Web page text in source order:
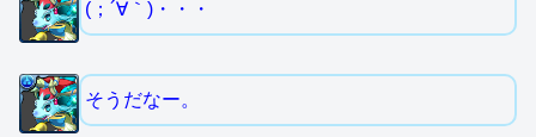
(；´∀｀)・・・
そうだなー。